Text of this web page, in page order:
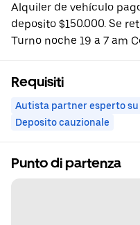
Alquiler de vehículo
deposito $150.000. Se
Turno noche 19 a 7 am
Requisiti
Autista partner esperto su
Deposito cauzionale
Punto di partenza